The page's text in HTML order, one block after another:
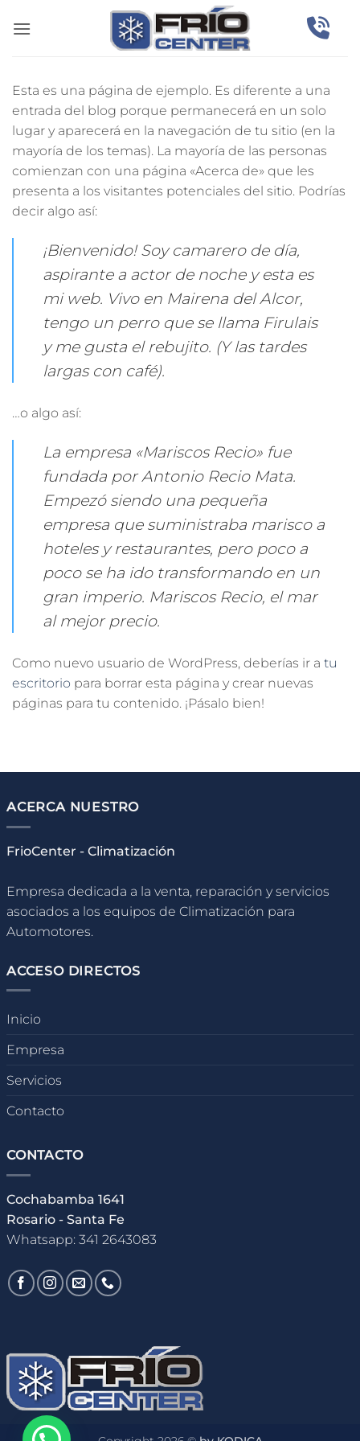
Esta es una página de ejemplo. Es diferente a una
entrada del blog porque permanecerá en un solo
lugar y aparecerá en la navegación de tu sitio (en la
mayoría de los temas). La mayoría de las personas
comienzan con una página «Acerca de» que les
presenta a los visitantes potenciales del sitio. Podrías
decir algo así:
¡Bienvenido! Soy camarero de día,
aspirante a actor de noche y esta es
mi web. Vivo en Mairena del Alcor,
tengo un perro que se llama Firulais
y me gusta el rebujito. (Y las tardes
largas con café).
…o algo así:
La empresa «Mariscos Recio» fue
fundada por Antonio Recio Mata.
Empezó siendo una pequeña
empresa que suministraba marisco a
hoteles y restaurantes, pero poco a
poco se ha ido transformando en un
gran imperio. Mariscos Recio, el mar
al mejor precio.
Como nuevo usuario de WordPress, deberías ir a tu
escritorio para borrar esta página y crear nuevas
páginas para tu contenido. ¡Pásalo bien!
ACERCA NUESTRO
FrioCenter - Climatización
Empresa dedicada a la venta, reparación y servicios
asociados a los equipos de Climatización para
Automotores.
ACCESO DIRECTOS
Inicio
Empresa
Servicios
Contacto
CONTACTO
Cochabamba 1641
Rosario - Santa Fe
Whatsapp: 341 2643083